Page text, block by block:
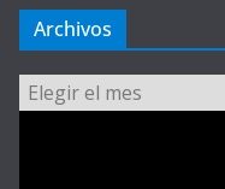
Archivos
Archivos